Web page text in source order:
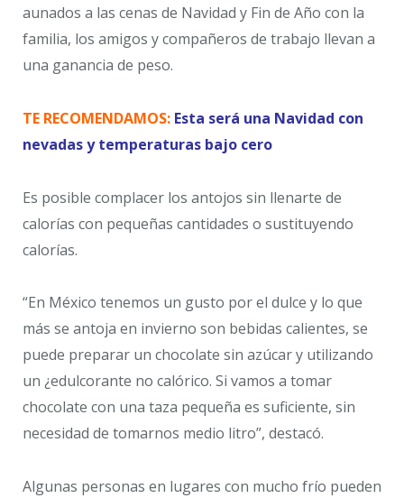
aunados a las cenas de Navidad y Fin de Año con la
familia, los amigos y compañeros de trabajo llevan a
una ganancia de peso.
TE RECOMENDAMOS: Esta será una Navidad con
nevadas y temperaturas bajo cero
Es posible complacer los antojos sin llenarte de
calorías con pequeñas cantidades o sustituyendo
calorías.
“En México tenemos un gusto por el dulce y lo que
más se antoja en invierno son bebidas calientes, se
puede preparar un chocolate sin azúcar y utilizando
un ¿edulcorante no calórico. Si vamos a tomar
chocolate con una taza pequeña es suficiente, sin
necesidad de tomarnos medio litro”, destacó.
Algunas personas en lugares con mucho frío pueden